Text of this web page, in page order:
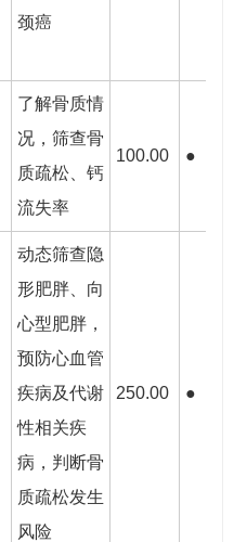
颈癌
了解骨质情
况，筛查骨
质疏松、钙
流失率
100.00 ●
动态筛查隐
形肥胖、向
心型肥胖，
预防心血管
疾病及代谢
性相关疾
病，判断骨
质疏松发生
风险
250.00 ●